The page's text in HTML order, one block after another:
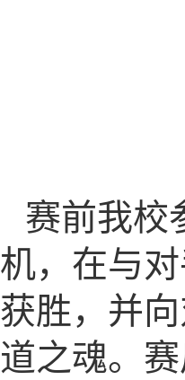
赛前我校
机，在与
获胜，并
道之魂。